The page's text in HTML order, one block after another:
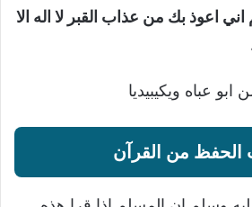
اني اعوذ بك من عذاب القبر لا اله الا
عباه ويكيبيديا
الحفظ من القرآن